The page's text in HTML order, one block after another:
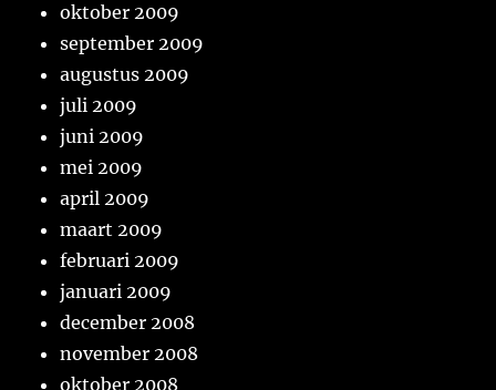
oktober 2009
september 2009
augustus 2009
juli 2009
juni 2009
mei 2009
april 2009
maart 2009
februari 2009
januari 2009
december 2008
november 2008
oktober 2008